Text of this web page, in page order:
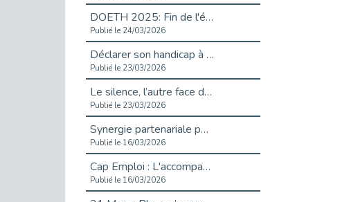
DOETH 2025: Fin de l'écrêtement
Publié le 24/03/2026
Déclarer son handicap à son employeur : un levier professionnel ?
Publié le 23/03/2026
Le silence, l’autre face du recrutement : un appel au respect des candidats.
Publié le 23/03/2026
Synergie partenariale pour l'Inclusion Professionnelle chez Orange
Publié le 16/03/2026
Cap Emploi : L'accompagnement EXH c’est quoi ?
Publié le 16/03/2026